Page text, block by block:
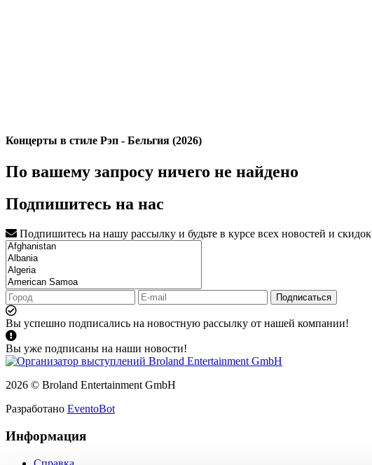
Концерты в стиле Рэп - Бельгия (2026)
По вашему запросу ничего не найдено
Подпишитесь на нас
Подпишитесь на нашу рассылку и будьте в курсе всех новостей и скидок
Подписаться
Вы успешно подписались на новостную рассылку от нашей компании!
Вы уже подписаны на наши новости!
2026 © Broland Entertainment GmbH
Разработано EventoBot
Информация